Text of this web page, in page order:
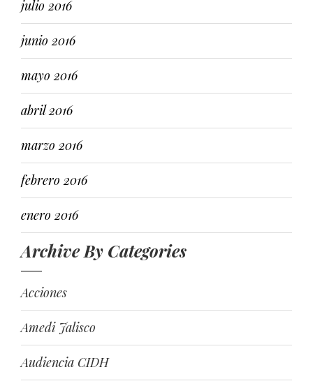
julio 2016
junio 2016
mayo 2016
abril 2016
marzo 2016
febrero 2016
enero 2016
Archive By Categories
Acciones
Amedi Jalisco
Audiencia CIDH